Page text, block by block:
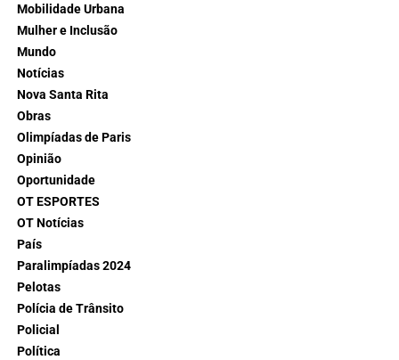
Mobilidade Urbana
Mulher e Inclusão
Mundo
Notícias
Nova Santa Rita
Obras
Olimpíadas de Paris
Opinião
Oportunidade
OT ESPORTES
OT Notícias
País
Paralimpíadas 2024
Pelotas
Polícia de Trânsito
Policial
Política